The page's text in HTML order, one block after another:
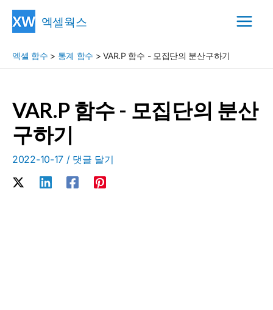
엑셀웍스
엑셀 함수 > 통계 함수 >VAR.P 함수 - 모집단의 분산구하기
VAR.P 함수 - 모집단의 분산
구하기
2022-10-17 / 댓글 달기